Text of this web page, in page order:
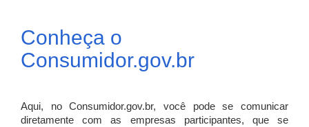
Conheça o
Consumidor.gov.br
Aqui, no Consumidor.gov.br, você pode se comunicar
diretamente com as empresas participantes, que se